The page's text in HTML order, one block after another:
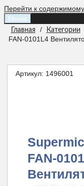
Перейти к содержимому
Меню
Главная / Категории
FAN-0101L4
Артикул: 1496001
FAN-